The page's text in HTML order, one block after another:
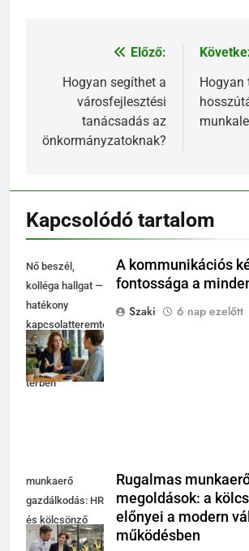
Bejegyzés
navigáció
Előző:
Hogyan segíthet a
városfejlesztési
tanácsadás az
önkormányzatoknak?
Hogyan
Kapcsolódó tartalom
Nő beszél,
kolléga hallgat —
hatékony
kapcsolatteremtés
fényes
coworking
térben
A kommunikációs
fontossága a
Szaki
6 nap ezelőtt
munkaerő
gazdálkodás: HR
és kölcsönző
egyeztet modern
Rugalmas
megoldások: a
előnyei a modern
működésben